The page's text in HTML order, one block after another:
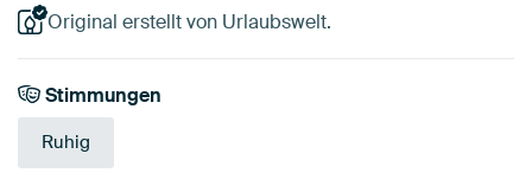
Original erstellt von Urlaubswelt.
Stimmungen
Ruhig